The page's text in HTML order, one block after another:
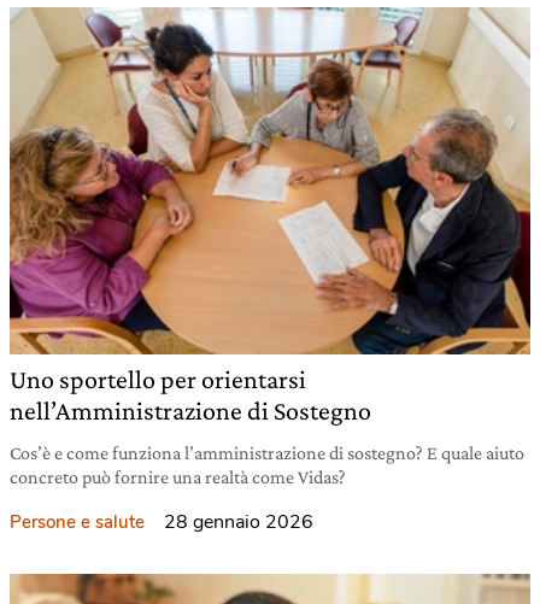
Uno sportello per orientarsi
nell’Amministrazione di Sostegno
Cos’è e come funziona l’amministrazione di sostegno? E quale aiuto
concreto può fornire una realtà come Vidas?
Persone e salute 28 gennaio 2026